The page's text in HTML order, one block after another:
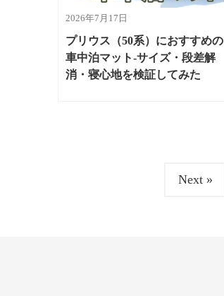
2026年7月17日
プリウス（50系）におすすめの
車中泊マット-サイズ・段差解
消・寝心地を検証してみた
Next »